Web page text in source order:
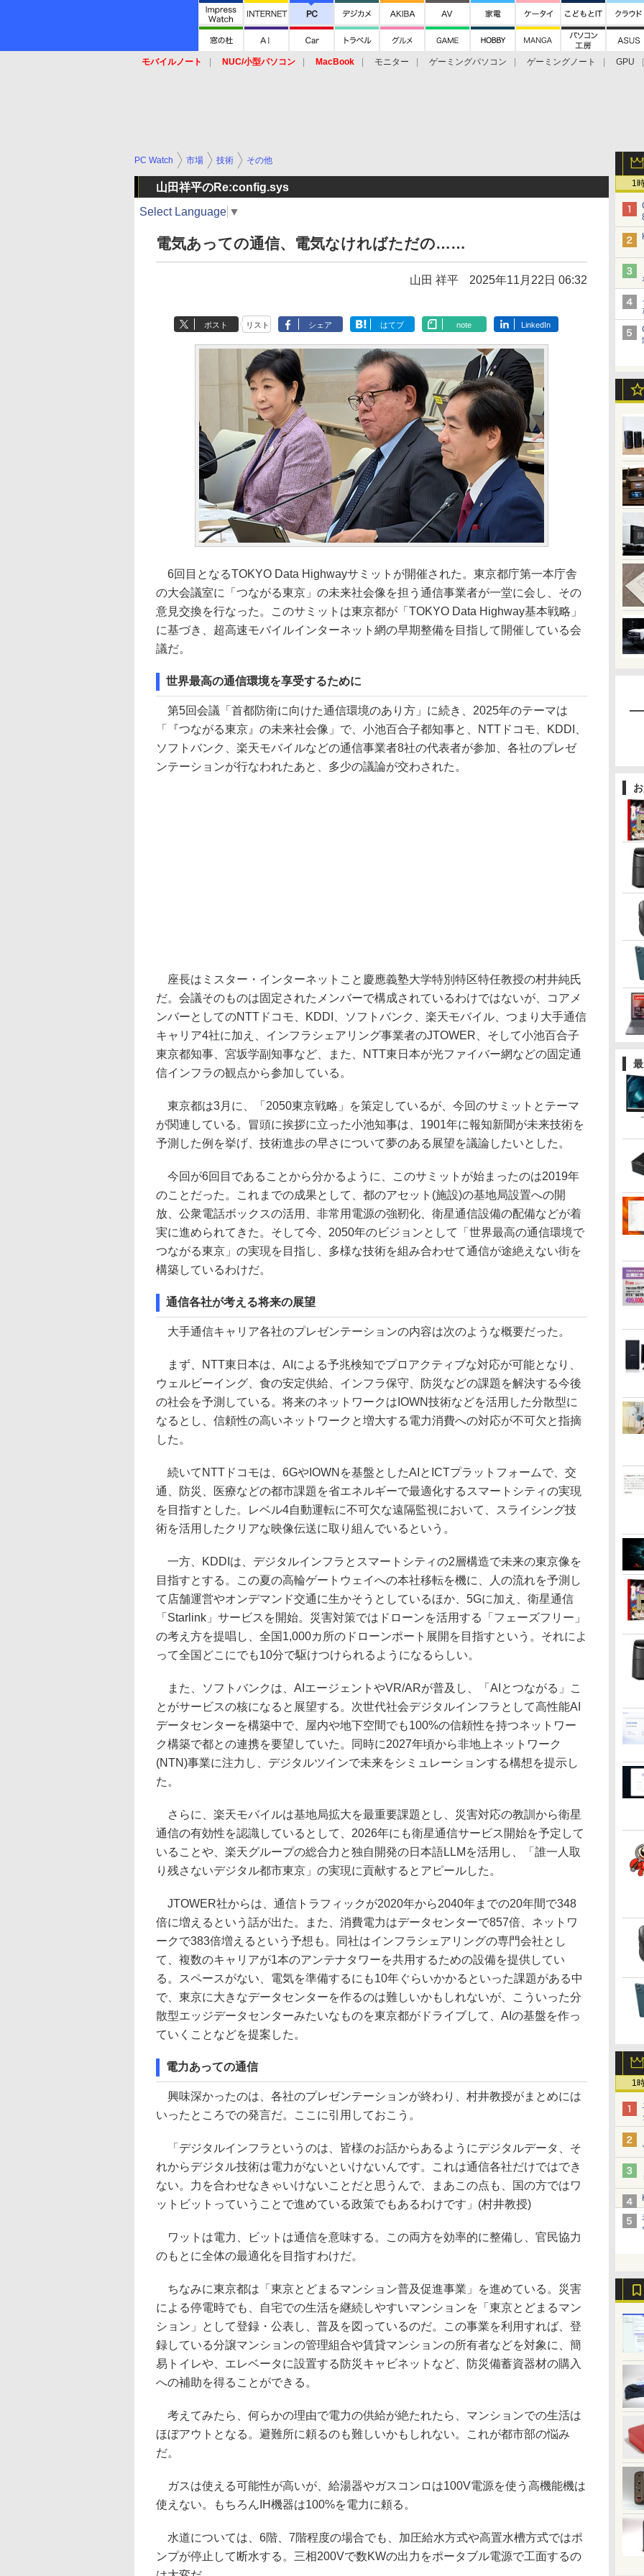
モバイルノート NUC/小型パソコン MacBook モニター ゲーミングパソコン ゲーミングノート
GPU
1
1
PC Watch 市場 技術 その他
山田祥平のRe:config.sys
Select Language ▼
電気あっての通信、電気なければただの……
山田 祥平 2025年11月22日 06:32
ポスト リスト シェア はてブ note LinkedIn
6回目となるTOKYO Data Highwayサミットが開催された。東京都庁第一本庁舎
の大会議室に「つながる東京」の未来社会像を担う通信事業者が一堂に会し、その
意見交換を行なった。このサミットは東京都が「TOKYO Data Highway基本戦略」
に基づき、超高速モバイルインターネット網の早期整備を目指して開催している会
議だ。
世界最高の通信環境を享受するために
第5回会議「首都防衛に向けた通信環境のあり方」に続き、2025年のテーマは
「『つながる東京』の未来社会像」で、小池百合子都知事と、NTTドコモ、KDDI、
ソフトバンク、楽天モバイルなどの通信事業者8社の代表者が参加、各社のプレゼ
ンテーションが行なわれたあと、多少の議論が交わされた。
座長はミスター・インターネットこと慶應義塾大学特別特区特任教授の村井純氏
だ。会議そのものは固定されたメンバーで構成されているわけではないが、コアメ
ンバーとしてのNTTドコモ、KDDI、ソフトバンク、楽天モバイル、つまり大手通信
キャリア4社に加え、インフラシェアリング事業者のJTOWER、そして小池百合子
東京都知事、宮坂学副知事など、また、NTT東日本が光ファイバー網などの固定通
信インフラの観点から参加している。
東京都は3月に、「2050東京戦略」を策定しているが、今回のサミットとテーマ
が関連している。冒頭に挨拶に立った小池知事は、1901年に報知新聞が未来技術を
予測した例を挙げ、技術進歩の早さについて夢のある展望を議論したいとした。
今回が6回目であることから分かるように、このサミットが始まったのは2019年
のことだった。これまでの成果として、都のアセット(施設)の基地局設置への開
放、公衆電話ボックスの活用、非常用電源の強靭化、衛星通信設備の配備などが着
実に進められてきた。そして今、2050年のビジョンとして「世界最高の通信環境で
つながる東京」の実現を目指し、多様な技術を組み合わせて通信が途絶えない街を
構築しているわけだ。
通信各社が考える将来の展望
大手通信キャリア各社のプレゼンテーションの内容は次のような概要だった。
まず、NTT東日本は、AIによる予兆検知でプロアクティブな対応が可能となり、
ウェルビーイング、食の安定供給、インフラ保守、防災などの課題を解決する今後
の社会を予測している。将来のネットワークはIOWN技術などを活用した分散型に
なるとし、信頼性の高いネットワークと増大する電力消費への対応が不可欠と指摘
した。
続いてNTTドコモは、6GやIOWNを基盤としたAIとICTプラットフォームで、交
通、防災、医療などの都市課題を省エネルギーで最適化するスマートシティの実現
を目指すとした。レベル4自動運転に不可欠な遠隔監視において、スライシング技
術を活用したクリアな映像伝送に取り組んでいるという。
一方、KDDIは、デジタルインフラとスマートシティの2層構造で未来の東京像を
目指すとする。この夏の高輪ゲートウェイへの本社移転を機に、人の流れを予測し
て店舗運営やオンデマンド交通に生かそうとしているほか、5Gに加え、衛星通信
「Starlink」サービスを開始。災害対策ではドローンを活用する「フェーズフリー」
の考え方を提唱し、全国1,000カ所のドローンポート展開を目指すという。それによ
って全国どこにでも10分で駆けつけられるようになるらしい。
また、ソフトバンクは、AIエージェントやVR/ARが普及し、「AIとつながる」こ
とがサービスの核になると展望する。次世代社会デジタルインフラとして高性能AI
データセンターを構築中で、屋内や地下空間でも100%の信頼性を持つネットワー
ク構築で都との連携を要望していた。同時に2027年頃から非地上ネットワーク
(NTN)事業に注力し、デジタルツインで未来をシミュレーションする構想を提示し
た。
さらに、楽天モバイルは基地局拡大を最重要課題とし、災害対応の教訓から衛星
通信の有効性を認識しているとして、2026年にも衛星通信サービス開始を予定して
いることや、楽天グループの総合力と独自開発の日本語LLMを活用し、「誰一人取
り残さないデジタル都市東京」の実現に貢献するとアピールした。
JTOWER社からは、通信トラフィックが2020年から2040年までの20年間で348
倍に増えるという話が出た。また、消費電力はデータセンターで857倍、ネットワ
ークで383倍増えるという予想も。同社はインフラシェアリングの専門会社とし
て、複数のキャリアが1本のアンテナタワーを共用するための設備を提供してい
る。スペースがない、電気を準備するにも10年ぐらいかかるといった課題がある中
で、東京に大きなデータセンターを作るのは難しいかもしれないが、こういった分
散型エッジデータセンターみたいなものを東京都がドライブして、AIの基盤を作っ
ていくことなどを提案した。
電力あっての通信
興味深かったのは、各社のプレゼンテーションが終わり、村井教授がまとめには
いったところでの発言だ。ここに引用しておこう。
「デジタルインフラというのは、皆様のお話からあるようにデジタルデータ、そ
れからデジタル技術は電力がないといけないんです。これは通信各社だけではでき
ない。力を合わせなきゃいけないことだと思うんで、まあこの点も、国の方ではワ
ットビットっていうことで進めている政策でもあるわけです」(村井教授)
ワットは電力、ビットは通信を意味する。この両方を効率的に整備し、官民協力
のもとに全体の最適化を目指すわけだ。
ちなみに東京都は「東京とどまるマンション普及促進事業」を進めている。災害
による停電時でも、自宅での生活を継続しやすいマンションを「東京とどまるマン
ション」として登録・公表し、普及を図っているのだ。この事業を利用すれば、登
録している分譲マンションの管理組合や賃貸マンションの所有者などを対象に、簡
易トイレや、エレベータに設置する防災キャビネットなど、防災備蓄資器材の購入
への補助を得ることができる。
考えてみたら、何らかの理由で電力の供給が絶たれたら、マンションでの生活は
ほぼアウトとなる。避難所に頼るのも難しいかもしれない。これが都市部の悩み
だ。
ガスは使える可能性が高いが、給湯器やガスコンロは100V電源を使う高機能機は
使えない。もちろんIH機器は100%を電力に頼る。
水道については、6階、7階程度の場合でも、加圧給水方式や高置水槽方式ではポ
ンプが停止して断水する。三相200Vで数KWの出力をポータブル電源で工面するの